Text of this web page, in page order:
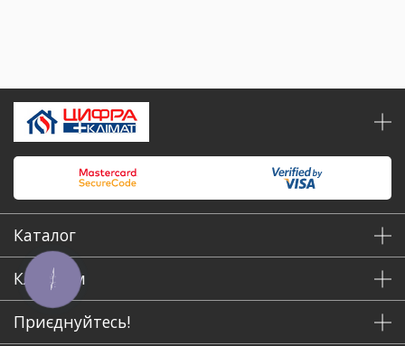
Каталог
Клієнтам
Приєднуйтесь!
КНОПКА
ЗВ'ЯЗКУ